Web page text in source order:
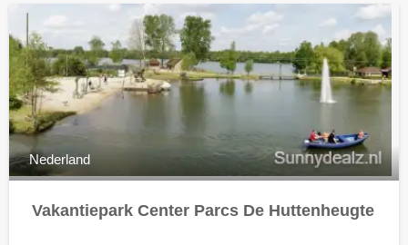
Nederland
Vakantiepark Center Parcs De Huttenheugte